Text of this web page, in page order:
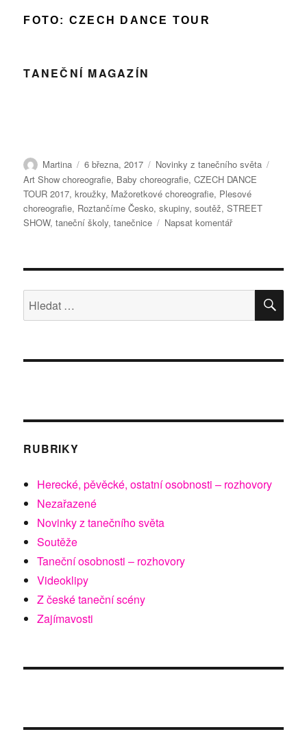
FOTO: CZECH DANCE TOUR
TANEČNÍ MAGAZÍN
Autor:
Martina Publikováno:
6 března, 2017 Rubriky:
Novinky z tanečního světa
Art Show choreografie, Baby choreografie,CZECH DANCE
TOUR 2017,kroužky, Mažoretkové choreografie, Plesové
choreografie, Roztančíme Česko,skupiny,soutěž,STREET
SHOW,taneční školy,tanečnice Napsat komentářpro
DANCE
2017
Hledat:
RUBRIKY
Herecké, pěvěcké, ostatní osobnosti – rozhovory
Nezařazené
Novinky z tanečního světa
Soutěže
Taneční osobnosti – rozhovory
Videoklipy
Z české taneční scény
Zajímavosti